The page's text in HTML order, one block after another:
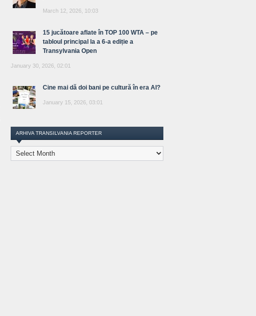
March 12, 2026, 10:03
15 jucătoare aflate în TOP 100 WTA – pe
tabloul principal la a 6-a ediție a
Transylvania Open
January 30, 2026, 02:01
Cine mai dă doi bani pe cultură în era AI?
January 15, 2026, 03:01
ARHIVA TRANSILVANIA REPORTER
Arhiva
Transilvania